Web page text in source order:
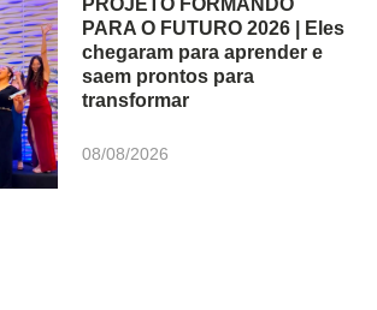
PARA O FUTURO 2026 | Eles
chegaram para aprender e
saem prontos para
transformar
08/08/2026